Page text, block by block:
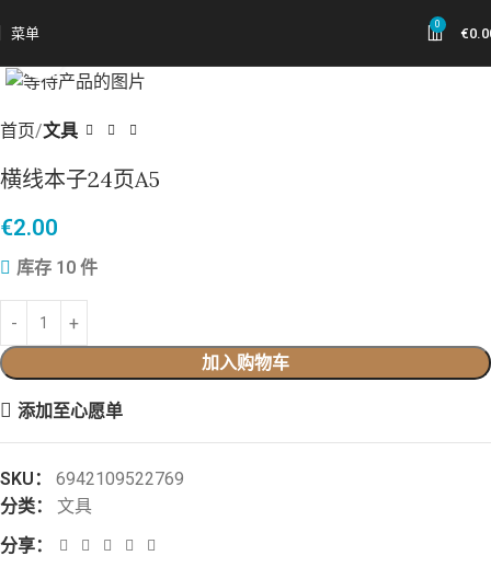
菜单
0
€
首页 文具
横线本子24页A5
€2.00
库存 10 件
加入购物车
添加至心愿单
SKU： 6942109522769
分类：
文具
分享：